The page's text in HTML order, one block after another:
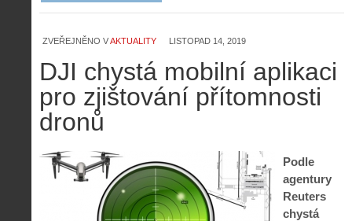
ZVEŘEJNĚNO VAKTUALITY LISTOPAD 14, 2019
DJI chystá mobilní aplikaci
pro zjištování přítomnosti
dronů
Podle
agentury
Reuters
chystá